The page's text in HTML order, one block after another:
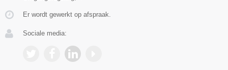
Er wordt gewerkt op afspraak.
Sociale media: